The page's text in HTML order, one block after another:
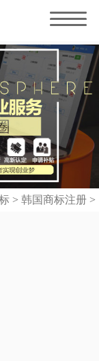
> 韩国商标注册 >